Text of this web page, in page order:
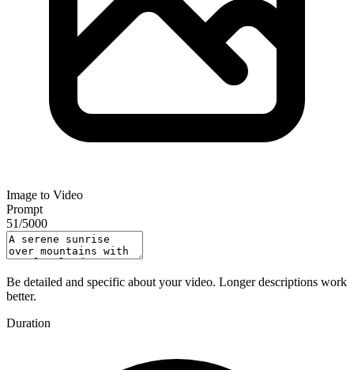
Image to Video
Prompt
51/5000
Be detailed and specific about your video. Longer descriptions work
better.
Duration